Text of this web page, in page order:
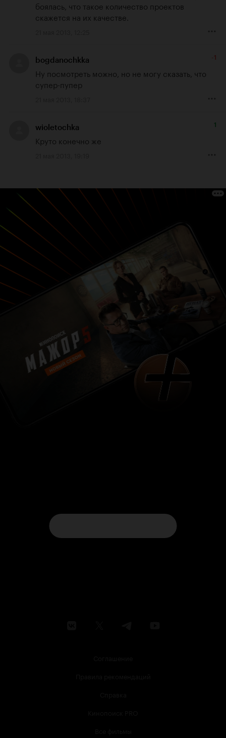
боялась, что такое количество проектов
скажется на их качестве.
bogdanochkka -1
Ну посмотреть можно, но не могу сказать, что
супер-пупер
wioletochka 1
Круто конечно же